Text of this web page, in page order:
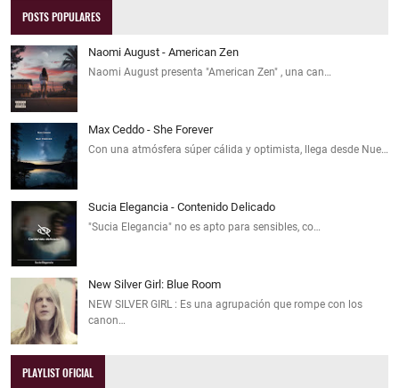
POSTS POPULARES
Naomi August - American Zen
Naomi August presenta "American Zen" , una can…
Max Ceddo - She Forever
Con una atmósfera súper cálida y optimista, llega desde Nue…
Sucia Elegancia - Contenido Delicado
"Sucia Elegancia" no es apto para sensibles, co…
New Silver Girl: Blue Room
NEW SILVER GIRL : Es una agrupación que rompe con los
canon…
PLAYLIST OFICIAL